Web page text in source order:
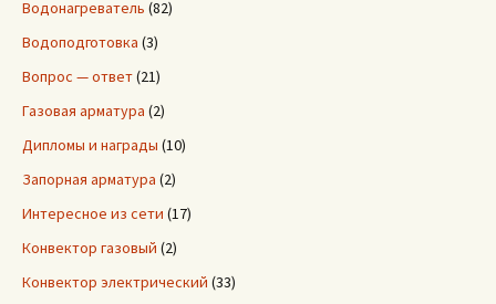
Водонагреватель (82)
Водоподготовка (3)
Вопрос — ответ(21)
Газовая арматура (2)
Дипломы и награды (10)
Запорная арматура (2)
Интересное из сети (17)
Конвектор газовый (2)
Конвектор электрический (33)